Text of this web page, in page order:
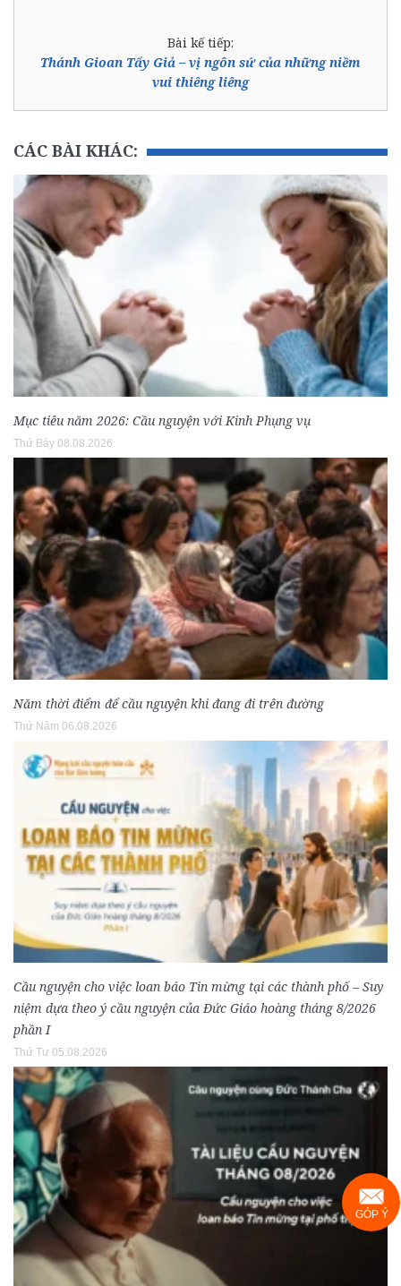
Bài kế tiếp:
Thánh Gioan Tẩy Giả – vị ngôn sứ của những niềm
vui thiêng liêng
CÁC BÀI KHÁC:
Mục tiêu năm 2026: Cầu nguyện với Kinh Phụng vụ
Thứ Bảy 08.08.2026
Năm thời điểm để cầu nguyện khi đang đi trên đường
Thứ Năm 06.08.2026
Cầu nguyện cho việc loan báo Tin mừng tại các thành phố – Suy
niệm dựa theo ý cầu nguyện của Đức Giáo hoàng tháng 8/2026
phần I
Thứ Tư 05.08.2026
GÓP Ý